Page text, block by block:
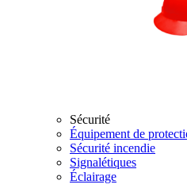
Sécurité
Équipement de
Sécurité incendie
Signalétiques
Éclairage